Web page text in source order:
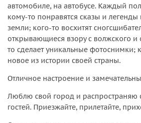
автомобиле, на автобусе. Каждый
кому-то понравятся сказы и
земли; кого-то восхитят
открывающиеся взору с волжского и
то сделает уникальные фотоснимки;
новое из истории своей страны.
Отличное настроение и
Люблю свой город и распространяю
гостей. Приезжайте, прилетайте,